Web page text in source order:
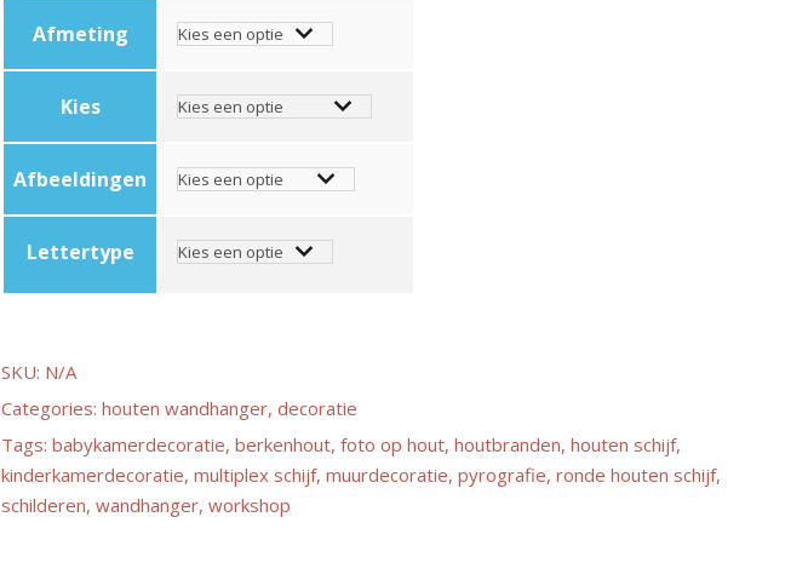
k
l
a
s
:
€
Afmeting
Kies
Afbeeldingen
Lettertype
SKU: N/A
Categories:houten wandhanger,decoratie
Tags:babykamerdecoratie,berkenhout,foto op hout,houtbranden,houten schijf,
kinderkamerdecoratie,multiplex schijf,muurdecoratie,pyrografie,ronde houten schijf,
schilderen,wandhanger,workshop